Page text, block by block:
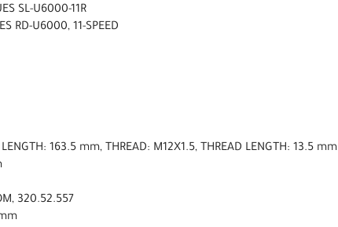
SL-U6000-11R
RD-U6000, 11-SPEED
LENGTH: 163.5 mm, THREAD: M12X1.5, THREAD LENGTH: 13.5 mm
320.52.557